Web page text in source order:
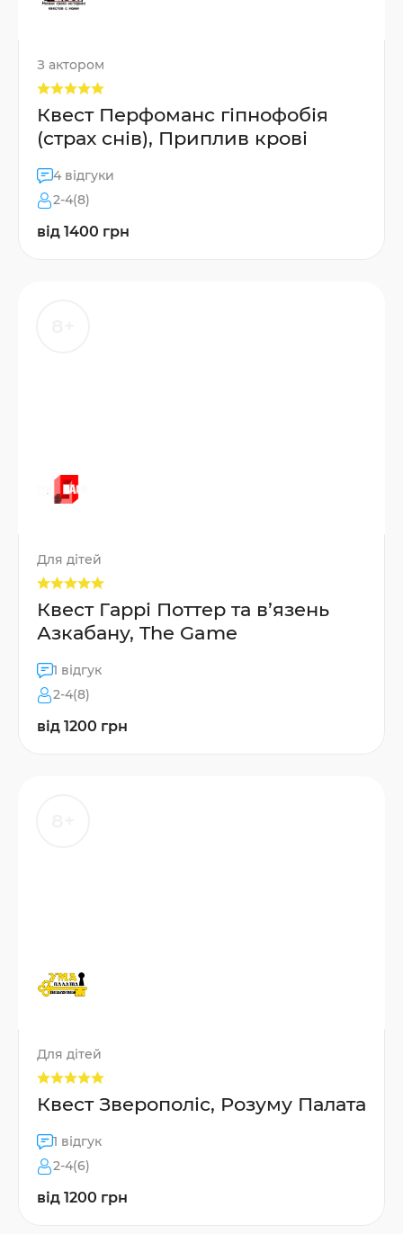
З актором
Квест Перфоманс гіпнофобія
(страх снів), Приплив крові
4 відгуки
2-4(8)
від 1400 грн
Для дітей
Квест Гаррі Поттер та в’язень
Азкабану, The Game
1 відгук
2-4(8)
від 1200 грн
Для дітей
Квест Зверополіс, Розуму Палата
1 відгук
2-4(6)
від 1200 грн